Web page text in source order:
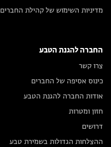
מדיניות השימוש של קהילת החברים
החברה להגנת הטבע
צרו קשר
כינוס אסיפה של החברים
אודות החברה להגנת הטבע
חזון ומטרות
דרושים
ההצלחות הגדולות בשמירת טבע